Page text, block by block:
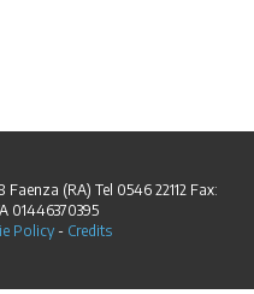
(RA) Tel 0546 22112 Fax:
01446370395
Policy- Credits